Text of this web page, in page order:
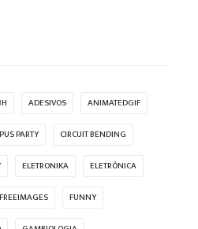
ADESIVOS ANIMATEDGIF
PARTY CIRCUIT BENDING
ELETRONIKA ELETRÔNICA
FREEIMAGES FUNNY